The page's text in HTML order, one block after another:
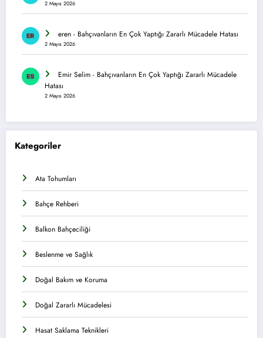
2 Mayıs 2026
eren - Bahçıvanların En Çok Yaptığı Zararlı Mücadele Hatası
2 Mayıs 2026
Emir Selim - Bahçıvanların En Çok Yaptığı Zararlı Mücadele
Hatası
2 Mayıs 2026
Kategoriler
Ata Tohumları
Bahçe Rehberi
Balkon Bahçeciliği
Beslenme ve Sağlık
Doğal Bakım ve Koruma
Doğal Zararlı Mücadelesi
Hasat Saklama Teknikleri